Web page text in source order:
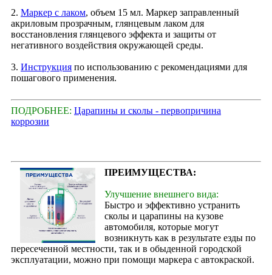
2. Маркер с лаком, объем 15 мл. Маркер заправленный
акриловым прозрачным, глянцевым лаком для
восстановления глянцевого эффекта и защиты от
негативного воздействия окружающей среды.
3. Инструкция по использованию с рекомендациями для
пошагового применения.
ПОДРОБНЕЕ: Царапины и сколы - первопричина
коррозии
ПРЕИМУЩЕСТВА:
Улучшение внешнего вида:
Быстро и эффективно устранить
сколы и царапины на кузове
автомобиля, которые могут
возникнуть как в результате езды по
пересеченной местности, так и в обыденной городской
эксплуатации, можно при помощи маркера с автокраской.